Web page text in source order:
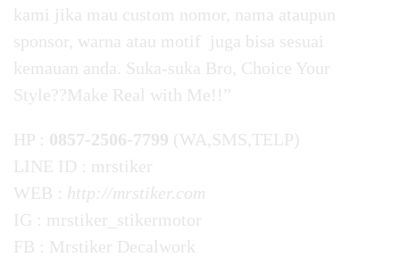
kami jika mau custom nomor, nama ataupun
sponsor, warna atau motif juga bisa sesuai
kemauan anda. Suka-suka Bro, Choice Your
Style??Make Real with Me!!”
HP : 0857-2506-7799 (WA,SMS,TELP)
LINE ID : mrstiker
WEB : http://mrstiker.com
IG : mrstiker_stikermotor
FB : Mrstiker Decalwork